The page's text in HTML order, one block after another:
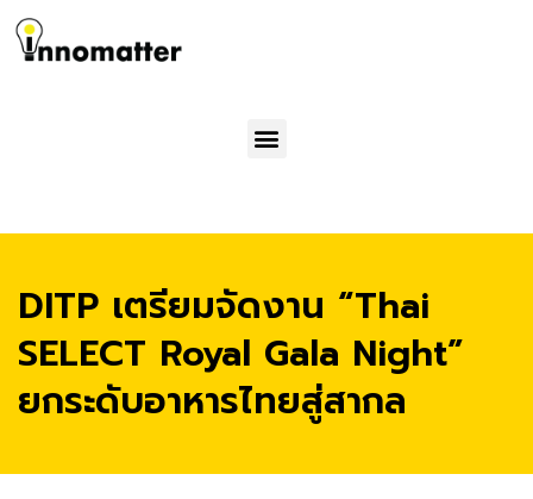
Menu
DITP เตรียมจัดงาน “Thai
SELECT Royal Gala Night”
ยกระดับอาหารไทยสู่สากล